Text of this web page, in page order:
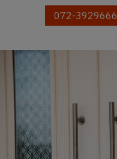
072-3929666